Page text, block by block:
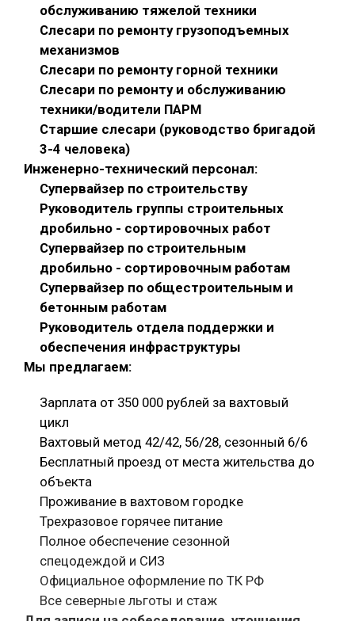
обслуживанию тяжелой техники
Слесари по ремонту грузоподъемных
механизмов
Слесари по ремонту горной техники
Слесари по ремонту и обслуживанию
техники/водители ПАРМ
Старшие слесари (руководство бригадой
3-4 человека)
Инженерно-технический персонал:
Супервайзер по строительству
Руководитель группы строительных
дробильно - сортировочных работ
Супервайзер по строительным
дробильно - сортировочным работам
Супервайзер по общестроительным и
бетонным работам
Руководитель отдела поддержки и
обеспечения инфраструктуры
Мы предлагаем:
Зарплата от 350 000 рублей за вахтовый
цикл
Вахтовый метод 42/42, 56/28, сезонный 6/6
Бесплатный проезд от места жительства до
объекта
Проживание в вахтовом городке
Трехразовое горячее питание
Полное обеспечение сезонной
спецодеждой и СИЗ
Официальное оформление по ТК РФ
Все северные льготы и стаж